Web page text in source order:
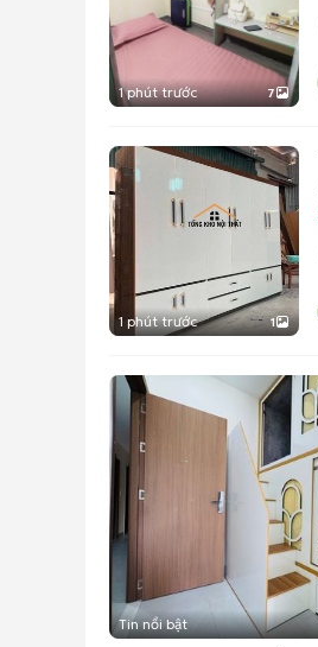
1 phút trước 7
1 phút trước 1
Tin nổi bật